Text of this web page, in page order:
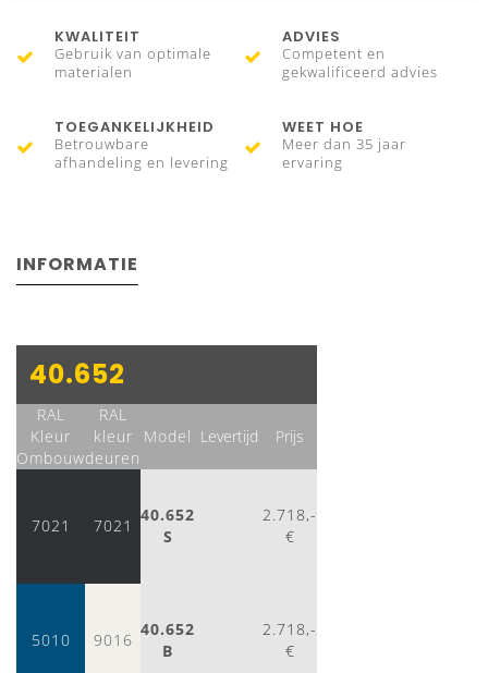
KWALITEIT
Gebruik van optimale
materialen
ADVIES
Competent en
gekwalificeerd advies
TOEGANKELIJKHEID
Betrouwbare
afhandeling en levering
WEET HOE
Meer dan 35 jaar
ervaring
INFORMATIE
40.652
RAL
Kleur
Ombouw
RAL
kleur
deuren
Model Levertijd Prijs
7021 7021
40.652
S
2.718,-
€
5010 9016
40.652
B
2.718,-
€